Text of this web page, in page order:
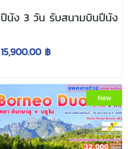
ปีนัง 3 วัน รับสนามบินปีนัง
15,900.00 ฿
New